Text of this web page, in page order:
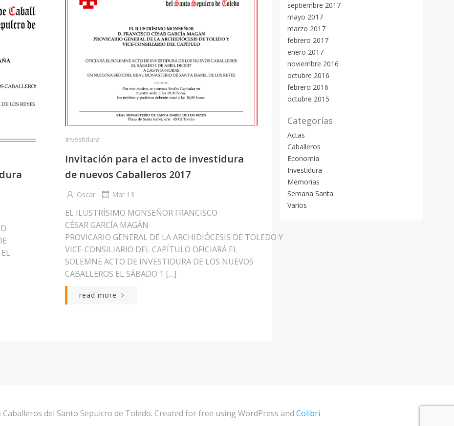
Investidura
Invitación para el acto de investidura
de nuevos Caballeros 2017
Oscar - Mar 13
EL ILUSTRÍSIMO MONSEÑOR FRANCISCO
CÉSAR GARCÍA MAGÁN
PROVICARIO GENERAL DE LA ARCHIDIÓCESIS DE TOLEDO Y
VICE-CONSILIARIO DEL CAPÍTULO OFICIARÁ EL
SOLEMNE ACTO DE INVESTIDURA DE LOS NUEVOS
CABALLEROS EL SÁBADO 1 […]
read more
septiembre 2017
mayo 2017
marzo 2017
febrero 2017
enero 2017
noviembre 2016
octubre 2016
febrero 2016
octubre 2015
Categorías
Actas
Caballeros
Economía
Investidura
Memorias
Semana Santa
Varios
del Santo Sepulcro de Toledo. Created for free using WordPress and Colibri